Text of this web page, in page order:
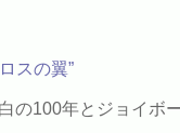
スの翼”
の100年とジョイボ